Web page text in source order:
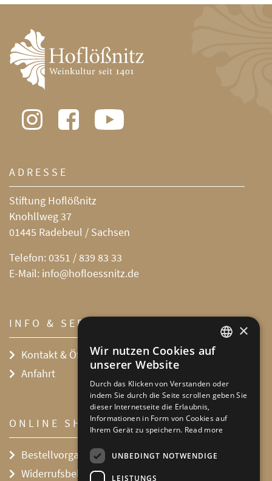
ADRESSE
Stiftung Hoflößnitz
Knohllweg 37
01445 Radebeul / Sachsen
Telefon: 0351 / 839 83 33
E-Mail: info@hofloessnitz.de
INFO & SERVICE
Kontakt & Öffnungszeiten
Anfahrt
ONLINE SHOP
Bestellvorgang
Widerrufsbelehrung
DEFAULT LANGUAGE
GERMAN
×
Wir nutzen Cookies auf
unserer Website
Durch das Klicken von Verstanden oder
indem Sie durch die Seite scrollen geben Sie
dieser Internetseite die Erlaubnis,
Informationen in Form von Cookies auf
Ihrem Gerät zu speichern. Read more
UNBEDINGT NOTWENDIGE
LEISTUNGS